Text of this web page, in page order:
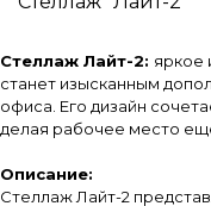
Стеллаж Лайт-2: яркое
станет изысканным
офиса. Его дизайн
делая рабочее место
Описание:
Стеллаж Лайт-2